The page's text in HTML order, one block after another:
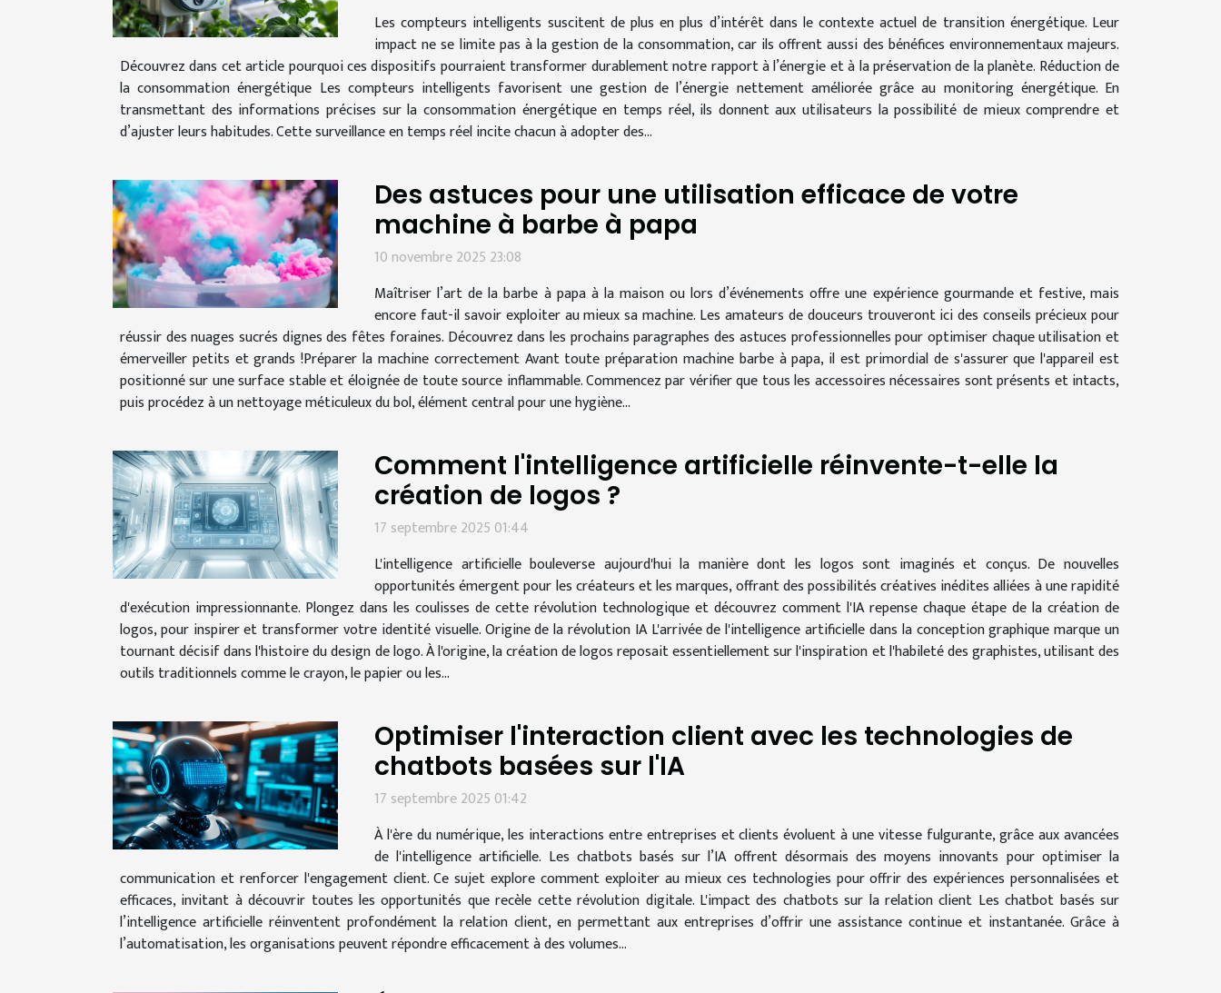
Les compteurs intelligents suscitent de plus en plus d’intérêt dans le contexte actuel de transition énergétique. Leur
impact ne se limite pas à la gestion de la consommation, car ils offrent aussi des bénéfices environnementaux majeurs.
Découvrez dans cet article pourquoi ces dispositifs pourraient transformer durablement notre rapport à l’énergie et à la préservation de la planète. Réduction de
la consommation énergétique Les compteurs intelligents favorisent une gestion de l’énergie nettement améliorée grâce au monitoring énergétique. En
transmettant des informations précises sur la consommation énergétique en temps réel, ils donnent aux utilisateurs la possibilité de mieux comprendre et
d’ajuster leurs habitudes. Cette surveillance en temps réel incite chacun à adopter des...
Des astuces pour une utilisation efficace de votre
machine à barbe à papa
10 novembre 2025 23:08
Maîtriser l’art de la barbe à papa à la maison ou lors d’événements offre une expérience gourmande et festive, mais
encore faut-il savoir exploiter au mieux sa machine. Les amateurs de douceurs trouveront ici des conseils précieux pour
réussir des nuages sucrés dignes des fêtes foraines. Découvrez dans les prochains paragraphes des astuces professionnelles pour optimiser chaque utilisation et
émerveiller petits et grands !Préparer la machine correctement Avant toute préparation machine barbe à papa, il est primordial de s'assurer que l'appareil est
positionné sur une surface stable et éloignée de toute source inflammable. Commencez par vérifier que tous les accessoires nécessaires sont présents et intacts,
puis procédez à un nettoyage méticuleux du bol, élément central pour une hygiène...
Comment l'intelligence artificielle réinvente-t-elle la
création de logos ?
17 septembre 2025 01:44
L'intelligence artificielle bouleverse aujourd'hui la manière dont les logos sont imaginés et conçus. De nouvelles
opportunités émergent pour les créateurs et les marques, offrant des possibilités créatives inédites alliées à une rapidité
d'exécution impressionnante. Plongez dans les coulisses de cette révolution technologique et découvrez comment l'IA repense chaque étape de la création de
logos, pour inspirer et transformer votre identité visuelle. Origine de la révolution IA L'arrivée de l'intelligence artificielle dans la conception graphique marque un
tournant décisif dans l'histoire du design de logo. À l'origine, la création de logos reposait essentiellement sur l'inspiration et l'habileté des graphistes, utilisant des
outils traditionnels comme le crayon, le papier ou les...
Optimiser l'interaction client avec les technologies de
chatbots basées sur l'IA
17 septembre 2025 01:42
À l'ère du numérique, les interactions entre entreprises et clients évoluent à une vitesse fulgurante, grâce aux avancées
de l'intelligence artificielle. Les chatbots basés sur l’IA offrent désormais des moyens innovants pour optimiser la
communication et renforcer l'engagement client. Ce sujet explore comment exploiter au mieux ces technologies pour offrir des expériences personnalisées et
efficaces, invitant à découvrir toutes les opportunités que recèle cette révolution digitale. L'impact des chatbots sur la relation client Les chatbot basés sur
l’intelligence artificielle réinventent profondément la relation client, en permettant aux entreprises d’offrir une assistance continue et instantanée. Grâce à
l’automatisation, les organisations peuvent répondre efficacement à des volumes...